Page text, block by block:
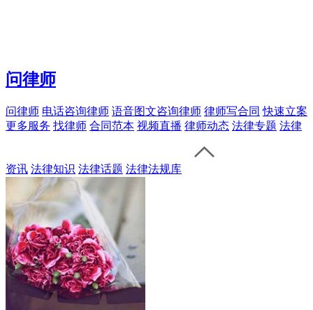
问律师
问律师 电话咨询律师 语音图文咨询律师 律师写合同 快速立案
更多服务 找律师 合同范本 视频直播 律师动态 法律专题 法律
资讯 法律知识 法律话题 法律法规库